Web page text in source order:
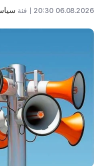
06.08.2026 20:30 | فئة